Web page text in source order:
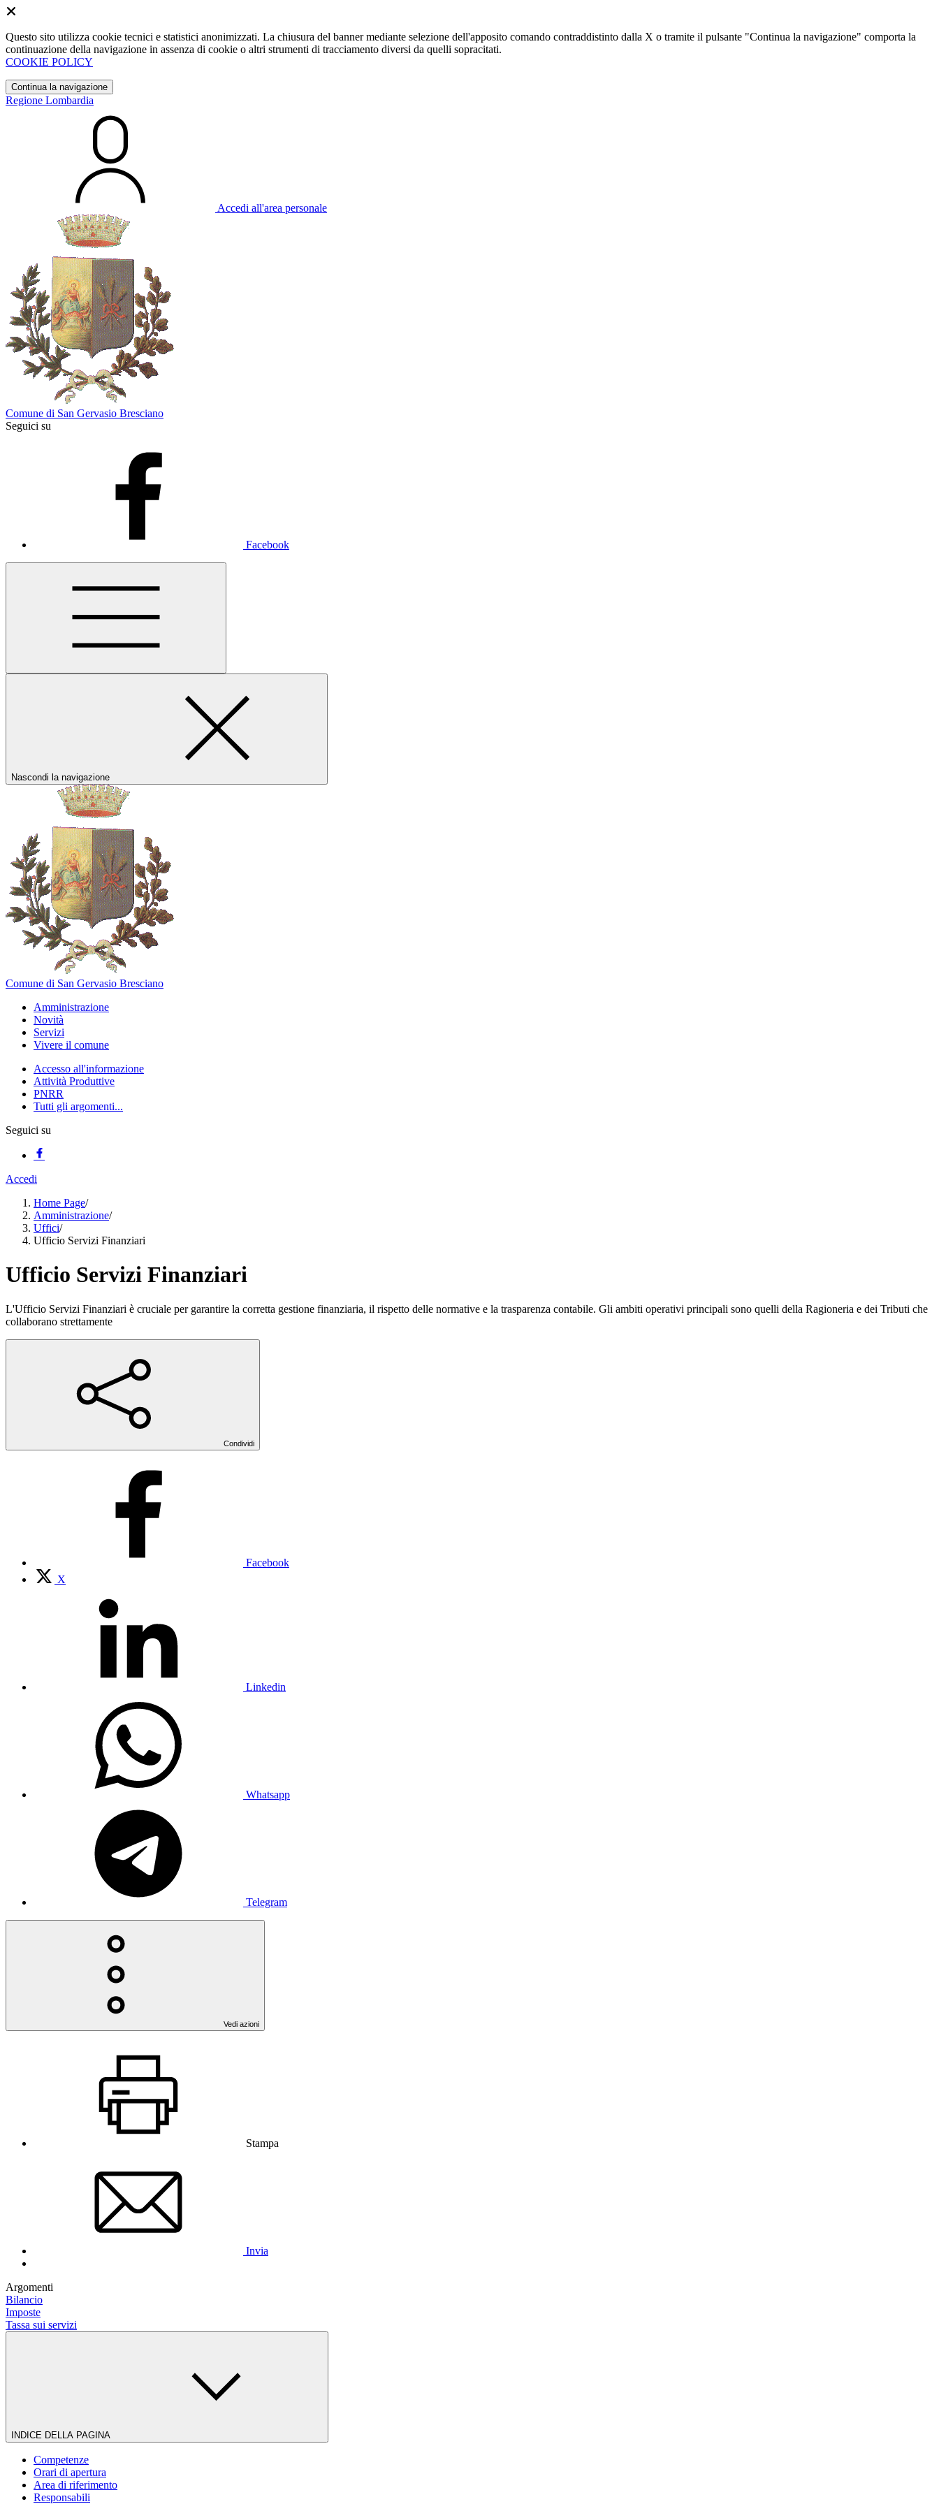
Questo sito utilizza cookie tecnici e statistici anonimizzati. La chiusura del banner mediante selezione dell'apposito comando contraddistinto dalla X o tramite il pulsante "Continua la navigazione" comporta la
continuazione della navigazione in assenza di cookie o altri strumenti di tracciamento diversi da quelli sopracitati.
COOKIE POLICY
Continua la navigazione
Regione Lombardia
Accedi all'area personale
Comune di San Gervasio Bresciano
Seguici su
Facebook
Nascondi la navigazione
Comune di San Gervasio Bresciano
Amministrazione
Novità
Servizi
Vivere il comune
Accesso all'informazione
Attività Produttive
PNRR
Tutti gli argomenti...
Seguici su
Accedi
Home Page/
Amministrazione/
Uffici/
Ufficio Servizi Finanziari
Ufficio Servizi Finanziari
L'Ufficio Servizi Finanziari è cruciale per garantire la corretta gestione finanziaria, il rispetto delle normative e la trasparenza contabile. Gli ambiti operativi principali sono quelli della Ragioneria e dei Tributi che
collaborano strettamente
Condividi
Facebook
X
Linkedin
Whatsapp
Telegram
Vedi azioni
Stampa
Invia
Argomenti
Bilancio
Imposte
Tassa sui servizi
INDICE DELLA PAGINA
Competenze
Orari di apertura
Area di riferimento
Responsabili